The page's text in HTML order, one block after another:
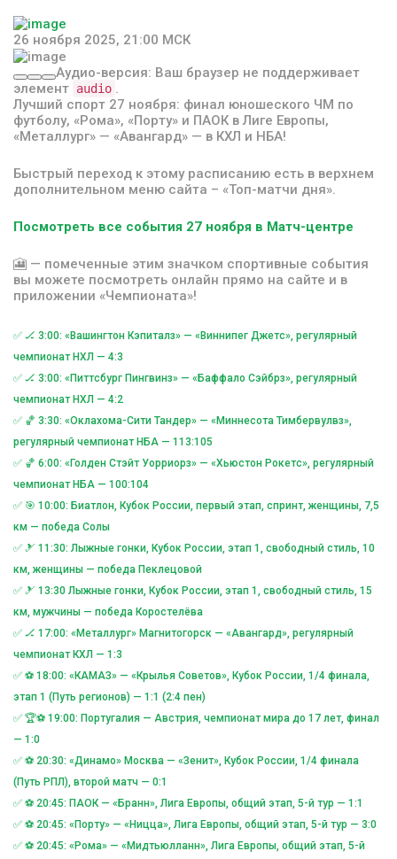
26 ноября 2025, 21:00 МСК
Аудио-версия: Ваш браузер не поддерживает
элемент audio .
Лучший спорт 27 ноября: финал юношеского ЧМ по
футболу, «Рома», «Порту» и ПАОК в Лиге Европы,
«Металлург» — «Авангард» — в КХЛ и НБА!
Быстрый переход к этому расписанию есть в верхнем
дополнительном меню сайта – «Топ-матчи дня».
Посмотреть все события 27 ноября в Матч-центре
🎦 — помеченные этим значком спортивные события
вы можете посмотреть онлайн прямо на сайте и в
приложении «Чемпионата»!
✅ 🏒 3:00: «Вашингтон Кэпиталз» — «Виннипег Джетс», регулярный
чемпионат НХЛ — 4:3
✅ 🏒 3:00: «Питтсбург Пингвинз» — «Баффало Сэйбрз», регулярный
чемпионат НХЛ — 4:2
✅ 🏀 3:30: «Оклахома-Сити Тандер» — «Миннесота Тимбервулвз»,
регулярный чемпионат НБА — 113:105
✅ 🏀 6:00: «Голден Стэйт Уорриорз» — «Хьюстон Рокетс», регулярный
чемпионат НБА — 100:104
✅ 🎯 10:00: Биатлон, Кубок России, первый этап, спринт, женщины, 7,5
км — победа Солы
✅ 🎿 11:30: Лыжные гонки, Кубок России, этап 1, свободный стиль, 10
км, женщины — победа Пеклецовой
✅ 🎿 13:30 Лыжные гонки, Кубок России, этап 1, свободный стиль, 15
км, мужчины — победа Коростелёва
✅ 🏒 17:00: «Металлург» Магнитогорск — «Авангард», регулярный
чемпионат КХЛ — 1:3
✅ ⚽️ 18:00: «КАМАЗ» — «Крылья Советов», Кубок России, 1/4 финала,
этап 1 (Путь регионов) — 1:1 (2:4 пен)
✅ 🏆⚽️ 19:00: Португалия — Австрия, чемпионат мира до 17 лет, финал
— 1:0
✅ ⚽️ 20:30: «Динамо» Москва — «Зенит», Кубок России, 1/4 финала
(Путь РПЛ), второй матч — 0:1
✅ ⚽️ 20:45: ПАОК — «Бранн», Лига Европы, общий этап, 5-й тур — 1:1
✅ ⚽️ 20:45: «Порту» — «Ницца», Лига Европы, общий этап, 5-й тур — 3:0
✅ ⚽️ 20:45: «Рома» — «Мидтьюлланн», Лига Европы, общий этап, 5-й